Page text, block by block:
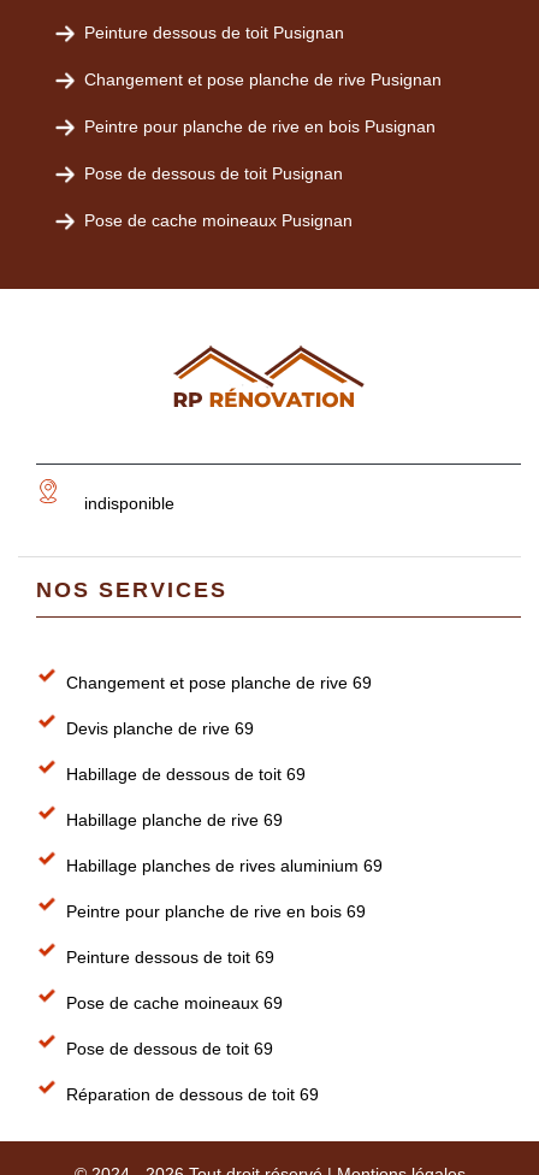
Peinture dessous de toit Pusignan
Changement et pose planche de rive Pusignan
Peintre pour planche de rive en bois Pusignan
Pose de dessous de toit Pusignan
Pose de cache moineaux Pusignan
indisponible
NOS SERVICES
Changement et pose planche de rive 69
Devis planche de rive 69
Habillage de dessous de toit 69
Habillage planche de rive 69
Habillage planches de rives aluminium 69
Peintre pour planche de rive en bois 69
Peinture dessous de toit 69
Pose de cache moineaux 69
Pose de dessous de toit 69
Réparation de dessous de toit 69